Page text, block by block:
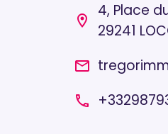
location_on
4, Place
29241
email
local_phone